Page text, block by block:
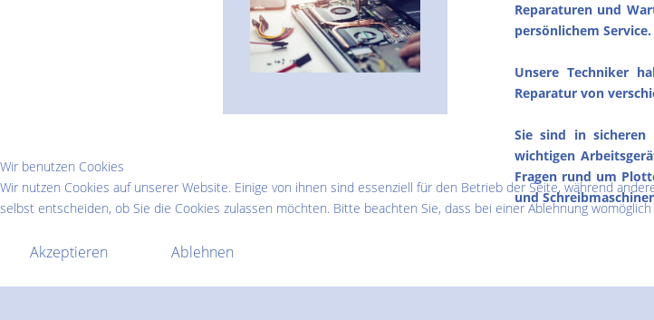
Reparaturen und
persönlichem Service.
Unsere Techniker
Reparatur von
Sie sind in sicheren
wichtigen
Fragen rund um
und
Wir benutzen Cookies
Wir nutzen Cookies auf unserer Website. Einige von ihnen sind essenziell für den Betrieb der Seite, während
selbst entscheiden, ob Sie die Cookies zulassen möchten. Bitte beachten Sie, dass bei einer Ablehnung
Akzeptieren Ablehnen